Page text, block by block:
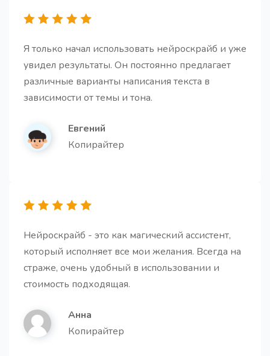
10 кликбейтных заголовков
написанных используя принципы этичного
маркетинга
информацию
Получите структурированное введение к статье,
которое решает ключевые задачи: привлекает
внимание, обозначает проблему, показывает
Я только начал использовать нейроскрайб и уже
увидел результаты. Он постоянно предлагает
различные варианты написания текста в
зависимости от темы и тона.
Евгений
Копирайтер
Нейроскрайб - это как магический ассистент,
который исполняет все мои желания. Всегда на
страже, очень удобный в использовании и
стоимость подходящая.
Анна
Копирайтер